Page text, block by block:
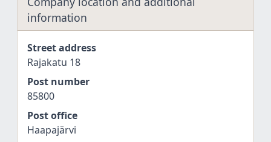
information
Street address
Rajakatu 18
Post number
85800
Post office
Haapajärvi